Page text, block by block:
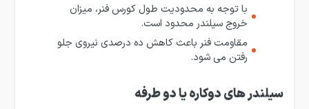
با توجه به محدودیت طول کورس فنر، میزان
خروج سیلندر محدود است.
مقاومت فنر باعث کاهش ده درصدی نیروی جلو
رفتن می شود.
سیلندر های دوکاره یا دو طرفه